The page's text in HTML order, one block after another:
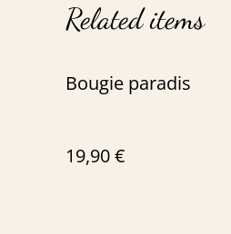
Related items
Bougie paradis
19,90 €